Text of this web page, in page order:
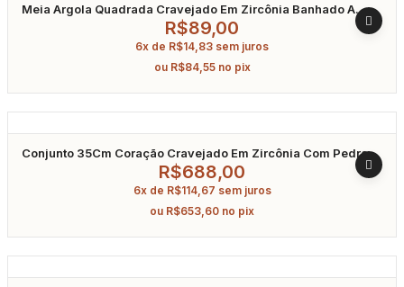
Meia Argola Quadrada Cravejado Em Zircônia Banhado A
R$89,00
6x de R$14,83 sem juros
ou R$84,55 no pix
Conjunto 35Cm Coração Cravejado Em Zircônia Com Pedra
Água Marinha Banhado A Ródio
R$688,00
6x de R$114,67 sem juros
ou R$653,60 no pix